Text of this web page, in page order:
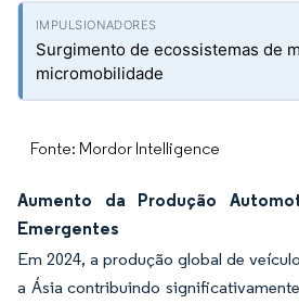
Surgimento de ecossistemas de
micromobilidade
Fonte: Mordor Intelligence
Aumento da Produção
Emergentes
Em 2024, a produção global de
a Ásia contribuindo